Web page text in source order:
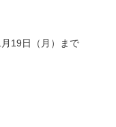
19日（月）まで